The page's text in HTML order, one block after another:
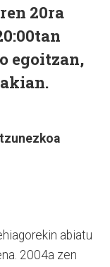
20ra
egoitzan,
abiatu
2004a zen